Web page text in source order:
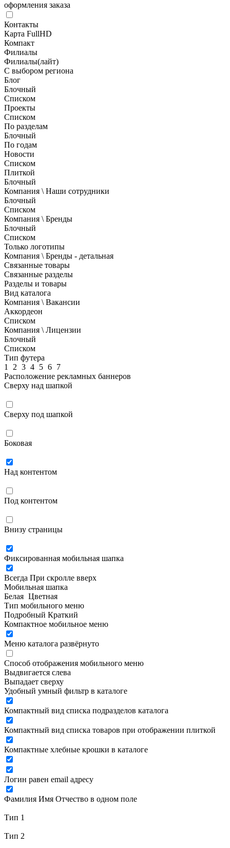
оформления заказа
Контакты
Карта FullHD
Компакт
Филиалы
Филиалы(лайт)
С выбором региона
Блог
Блочный
Списком
Проекты
Списком
По разделам
Блочный
По годам
Новости
Списком
Плиткой
Блочный
Компания \ Наши сотрудники
Блочный
Списком
Компания \ Бренды
Блочный
Списком
Только логотипы
Компания \ Бренды - детальная
Связанные товары
Связанные разделы
Разделы и товары
Вид каталога
Компания \ Вакансии
Аккордеон
Списком
Компания \ Лицензии
Блочный
Списком
Тип футера
1
2 3 4 5 6 7
Расположение рекламных баннеров
Сверху над шапкой
Сверху под шапкой
Боковая
Над контентом
Под контентом
Внизу страницы
Фиксированная мобильная шапка
Всегда При скролле вверх
Мобильная шапка
Белая Цветная
Тип мобильного меню
Подробный Краткий
Компактное мобильное меню
Меню каталога развёрнуто
Способ отображения мобильного меню
Выдвигается слева
Выпадает сверху
Удобный умный фильтр в каталоге
Компактный вид списка подразделов каталога
Компактный вид списка товаров при отображении плиткой
Компактные хлебные крошки в каталоге
Логин равен email адресу
Фамилия Имя Отчество в одном поле
Тип 1
Тип 2